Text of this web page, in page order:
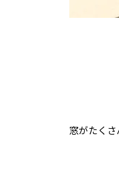
窓がたく